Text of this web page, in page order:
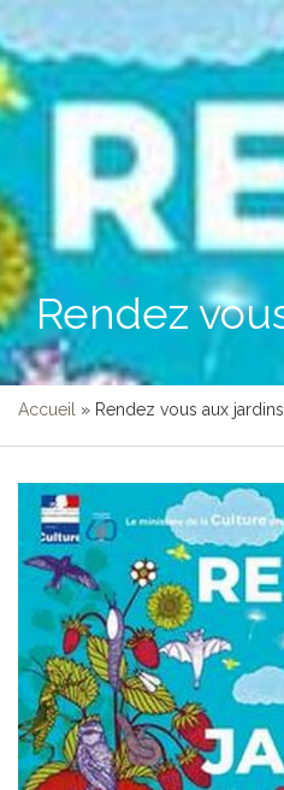
Rendez
Accueil » Rendez vous aux jardins